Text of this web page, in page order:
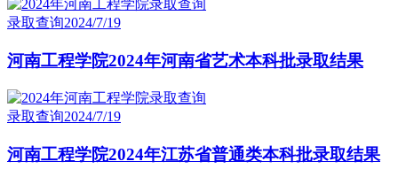
录取查询2024/7/19
河南工程学院2024年河南省艺术本科批录取结果
录取查询2024/7/19
河南工程学院2024年江苏省普通类本科批录取结果